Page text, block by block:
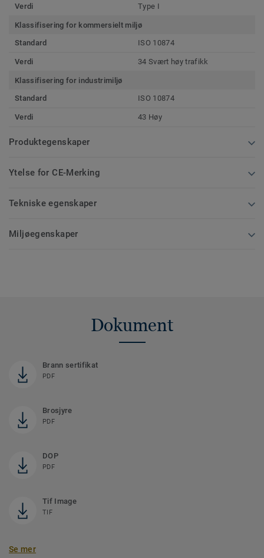
Verdi Type I
Klassifisering for kommersielt miljø
Standard
ISO 10874
Verdi 34 Svært høy trafikk
Klassifisering for industrimiljø
Standard
ISO 10874
Verdi 43 Høy
Produktegenskaper
Ytelse for CE-Merking
Tekniske egenskaper
Miljøegenskaper
Dokument
Brann sertifikat
PDF
Brosjyre
PDF
DOP
PDF
Tif Image
TIF
Se mer